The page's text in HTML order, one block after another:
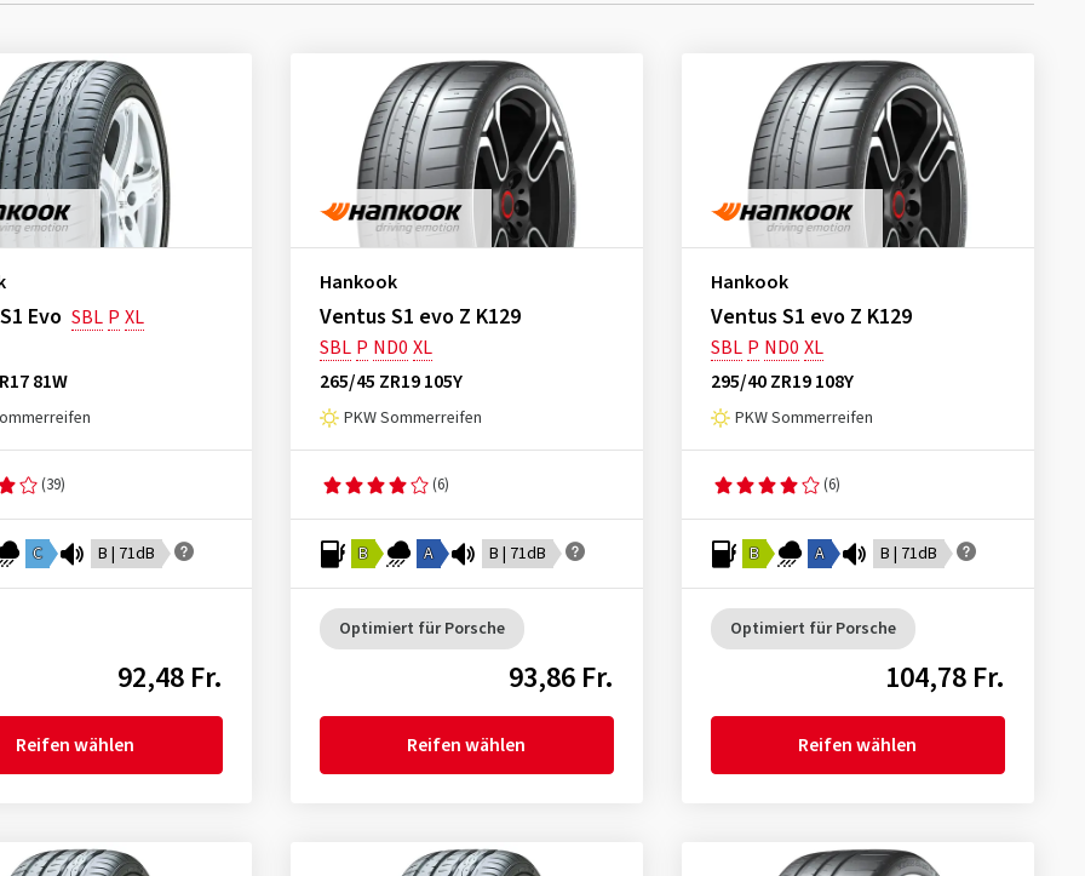
Evo SBL P XL
81W
(39)
C B | 71dB
92,48 Fr.
Reifen wählen
Hankook
Ventus S1 evo Z K129
SBL P ND0 XL
265/45 ZR19 105Y
PKW Sommerreifen
(6)
B A B | 71dB
Optimiert für Porsche
93,86 Fr.
Reifen wählen
Hankook
Ventus S1 evo Z K129
SBL P ND0 XL
295/40 ZR19 108Y
PKW Sommerreifen
(6)
B A B | 71dB
Optimiert für Porsche
104,78 Fr.
Reifen wählen